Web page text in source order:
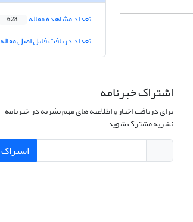
تعداد مشاهده مقاله 628
تعداد دریافت فایل اصل مقاله
اشتراک خبرنامه
برای دریافت اخبار و اطلاعیه های مهم نشریه در خبرنامه
نشریه مشترک شوید.
اشتراک